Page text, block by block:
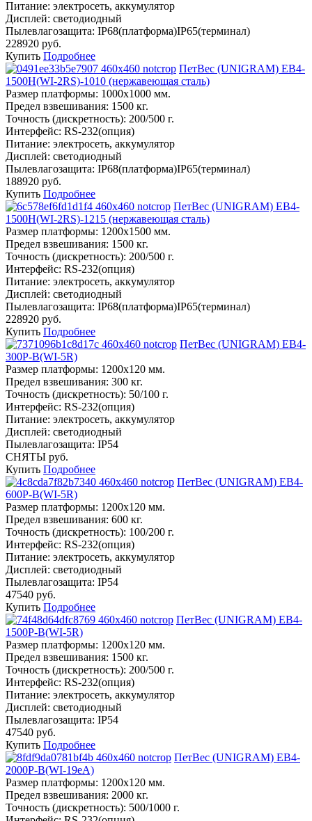
Питание: электросеть, аккумулятор
Дисплей: светодиодный
Пылевлагозащита: IP68(платформа)IP65(терминал)
228920 руб.
Купить Подробнее
ПетВес (UNIGRAM) ЕВ4-
1500Н(WI-2RS)-1010 (нержавеющая сталь)
Размер платформы: 1000х1000 мм.
Предел взвешивания: 1500 кг.
Точность (дискретность): 200/500 г.
Интерфейс: RS-232(опция)
Питание: электросеть, аккумулятор
Дисплей: светодиодный
Пылевлагозащита: IP68(платформа)IP65(терминал)
188920 руб.
Купить Подробнее
ПетВес (UNIGRAM) ЕВ4-
1500Н(WI-2RS)-1215 (нержавеющая сталь)
Размер платформы: 1200х1500 мм.
Предел взвешивания: 1500 кг.
Точность (дискретность): 200/500 г.
Интерфейс: RS-232(опция)
Питание: электросеть, аккумулятор
Дисплей: светодиодный
Пылевлагозащита: IP68(платформа)IP65(терминал)
228920 руб.
Купить Подробнее
ПетВес (UNIGRAM) ЕВ4-
300P-В(WI-5R)
Размер платформы: 1200х120 мм.
Предел взвешивания: 300 кг.
Точность (дискретность): 50/100 г.
Интерфейс: RS-232(опция)
Питание: электросеть, аккумулятор
Дисплей: светодиодный
Пылевлагозащита: IP54
СНЯТЫ руб.
Купить Подробнее
ПетВес (UNIGRAM) ЕВ4-
600P-В(WI-5R)
Размер платформы: 1200х120 мм.
Предел взвешивания: 600 кг.
Точность (дискретность): 100/200 г.
Интерфейс: RS-232(опция)
Питание: электросеть, аккумулятор
Дисплей: светодиодный
Пылевлагозащита: IP54
47540 руб.
Купить Подробнее
ПетВес (UNIGRAM) ЕВ4-
1500P-В(WI-5R)
Размер платформы: 1200х120 мм.
Предел взвешивания: 1500 кг.
Точность (дискретность): 200/500 г.
Интерфейс: RS-232(опция)
Питание: электросеть, аккумулятор
Дисплей: светодиодный
Пылевлагозащита: IP54
47540 руб.
Купить Подробнее
ПетВес (UNIGRAM) ЕВ4-
2000Р-В(WI-19eA)
Размер платформы: 1200х120 мм.
Предел взвешивания: 2000 кг.
Точность (дискретность): 500/1000 г.